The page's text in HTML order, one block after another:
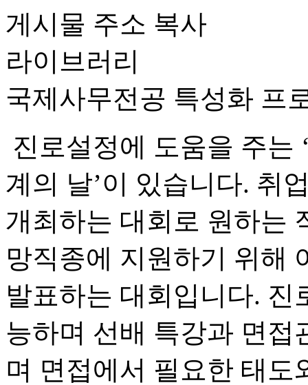
게시물 주소 복사
라이브러리
국제사무전공 특성화 프
진로설정에 도움을 주는
계의 날’이 있습니다. 취
개최하는 대회로 원하는
망직종에 지원하기 위해
발표하는 대회입니다. 진
능하며 선배 특강과 면접
며 면접에서 필요한 태도